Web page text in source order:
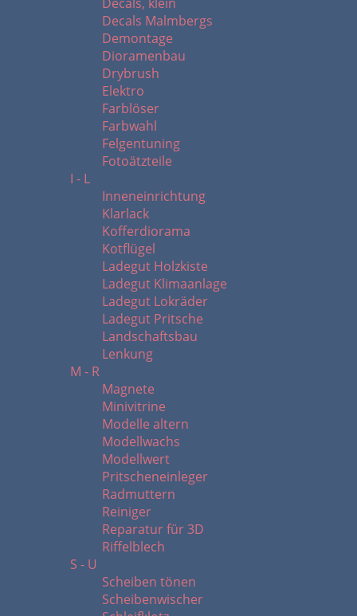
Decals Malmbergs
Demontage
Dioramenbau
Drybrush
Elektro
Farblöser
Farbwahl
Felgentuning
Fotoätzteile
I - L
Inneneinrichtung
Klarlack
Kofferdiorama
Kotflügel
Ladegut Holzkiste
Ladegut Klimaanlage
Ladegut Lokräder
Ladegut Pritsche
Landschaftsbau
Lenkung
M - R
Magnete
Minivitrine
Modelle altern
Modellwachs
Modellwert
Pritscheneinleger
Radmuttern
Reiniger
Reparatur für 3D
Riffelblech
S - U
Scheiben tönen
Scheibenwischer